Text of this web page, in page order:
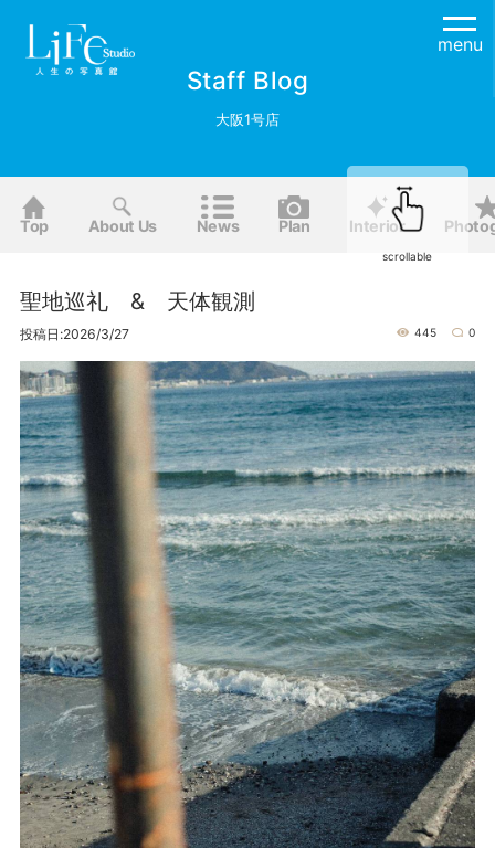
menu
Staff Blog
大阪1号店
Top About Us News Plan Interior
聖地巡礼 & 天体観測
投稿日:2026/3/27 445 0